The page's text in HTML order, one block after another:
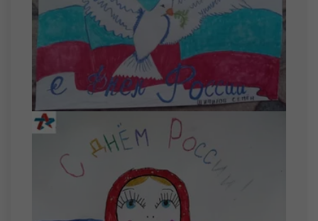
Кузоваткин Никита Михайлович
22 августа
Бабин Иван Александрович
Тихонов Глеб Сергеевич
23 августа
Беркус Богдан Сергеевич
Машкин Александр Михайлович
24 августа
Меднис Иван Андреевич
Стариков Максим Владимирович
25 августа
Потапов Данила Дмитриевич
26 августа